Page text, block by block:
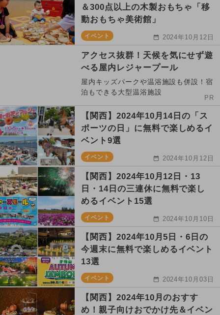
＆300点以上の木製おもちゃ「移
動おもちゃ美術館」
イベント 2024年10月12日
アクセス抜群！天候を気にせず遊
べる屋内レジャープール
屋内キッズパークや温浴施設も併設！宿
泊もできる大型温浴施設
PR
【関西】2024年10月14日の「ス
ポーツの日」に無料で楽しめるイ
ベント9選
イベント 2024年10月12日
【関西】2024年10月12日・13
日・14日の三連休に無料で楽し
めるイベント15選
イベント 2024年10月10日
【関西】2024年10月5日・6日の
今週末に無料で楽しめるイベント
13選
イベント 2024年10月03日
【関西】2024年10月のおすす
め！親子向けおでかけ先＆イベン